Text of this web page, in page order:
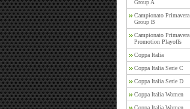
Group A
Campionato
Group B
Campionato
Promotion Playoffs
Coppa Italia
Coppa Italia Serie C
Coppa Italia Serie D
Coppa Italia Women
Coppa Italia Women